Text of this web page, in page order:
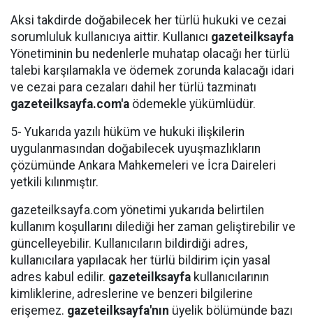
Aksi takdirde doğabilecek her türlü hukuki ve cezai
sorumluluk kullanıcıya aittir. Kullanıcı gazeteilksayfa
Yönetiminin bu nedenlerle muhatap olacağı her türlü
talebi karşılamakla ve ödemek zorunda kalacağı idari
ve cezai para cezaları dahil her türlü tazminatı
gazeteilksayfa.com'a ödemekle yükümlüdür.
5- Yukarıda yazılı hüküm ve hukuki ilişkilerin
uygulanmasından doğabilecek uyuşmazlıkların
çözümünde Ankara Mahkemeleri ve İcra Daireleri
yetkili kılınmıştır.
gazeteilksayfa.com yönetimi yukarıda belirtilen
kullanım koşullarını dilediği her zaman geliştirebilir ve
güncelleyebilir. Kullanıcıların bildirdiği adres,
kullanıcılara yapılacak her türlü bildirim için yasal
adres kabul edilir. gazeteilksayfa kullanıcılarının
kimliklerine, adreslerine ve benzeri bilgilerine
erişemez. gazeteilksayfa'nın üyelik bölümünde bazı